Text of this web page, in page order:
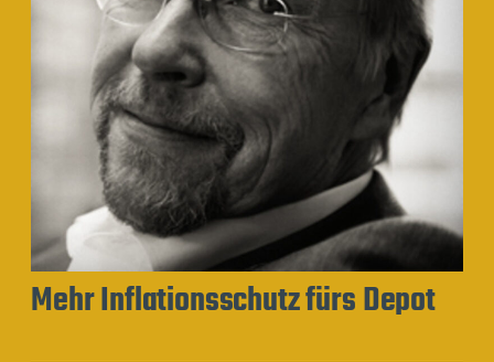
Mehr Inflationsschutz fürs Depot